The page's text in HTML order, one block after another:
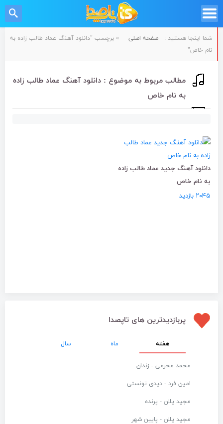
شما اینجا هستید : صفحه اصلی » برچسب "دانلود آهنگ عماد طالب زاده به
نام خاص"
مطالب مربوط به موضوع : دانلود آهنگ عماد طالب زاده
به نام خاص
دانلود آهنگ جدید عماد طالب زاده
به نام خاص
۲۰۴۵ بازدید
پربازدیدترین های تاپصدا
هفته ماه سال
محمد محرمی - زندان
امین فرد - دیدی تونستی
مجید یلان - پرنده
مجید یلان - پایین شهر